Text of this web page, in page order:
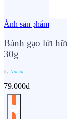
Ảnh sản phẩm
Bánh gạo lứt
30g
by Naeiae
79.000đ